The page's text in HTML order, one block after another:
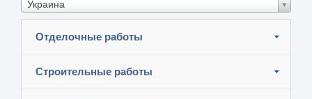
Украина
Отделочные работы
Строительные работы